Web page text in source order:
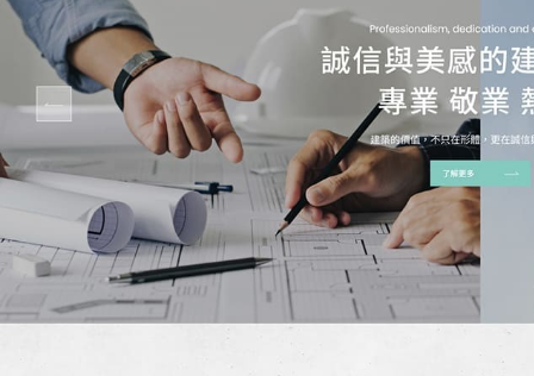
聯絡電話※ 電子信箱※
公司名稱 公司電話
產業類型
公司網址 從何得知本網